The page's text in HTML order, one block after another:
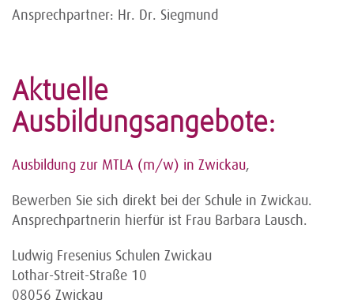
Ansprechpartner: Hr. Dr. Siegmund
Aktuelle
Ausbildungsangebote:
Ausbildung zur MTLA (m/w) in Zwickau,
Bewerben Sie sich direkt bei der Schule in Zwickau.
Ansprechpartnerin hierfür ist Frau Barbara Lausch.
Ludwig Fresenius Schulen Zwickau
Lothar-Streit-Straße 10
08056 Zwickau